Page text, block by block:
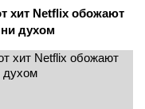
хит Netflix обожают
духом